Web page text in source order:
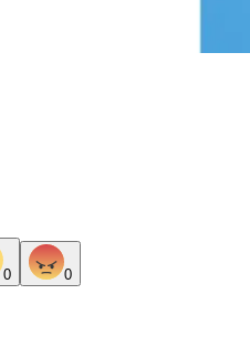
0 0